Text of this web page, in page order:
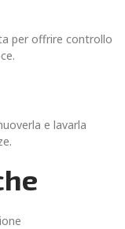
per offrire controllo
e lavarla